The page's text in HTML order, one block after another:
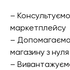
–
маркетплейсу
–
магазину з нуля
–